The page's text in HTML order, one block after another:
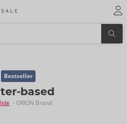
Bestseller
based
- ORION Brand